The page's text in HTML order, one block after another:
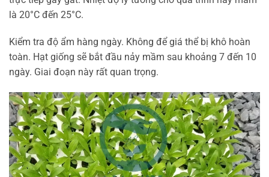
là 20°C đến 25°C.
Kiểm tra độ ẩm hàng ngày. Không để giá thể bị khô hoàn
toàn. Hạt giống sẽ bắt đầu nảy mầm sau khoảng 7 đến 10
ngày. Giai đoạn này rất quan trọng.